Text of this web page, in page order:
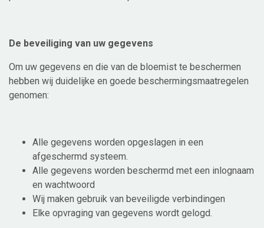
De beveiliging van uw gegevens
Om uw gegevens en die van de bloemist te beschermen
hebben wij duidelijke en goede beschermingsmaatregelen
genomen:
Alle gegevens worden opgeslagen in een
afgeschermd systeem.
Alle gegevens worden beschermd met een inlognaam
en wachtwoord
Wij maken gebruik van beveiligde verbindingen
Elke opvraging van gegevens wordt gelogd.